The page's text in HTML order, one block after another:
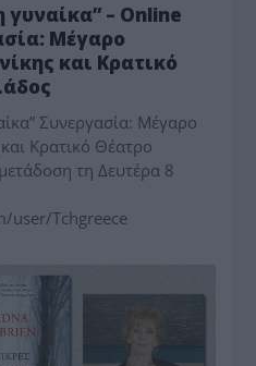
γυναίκα” – Online
Μέγαρο
και Κρατικό
Συνεργασία: Μέγαρο
Κρατικό Θέατρο
τη Δευτέρα 8
user/Tchgreece